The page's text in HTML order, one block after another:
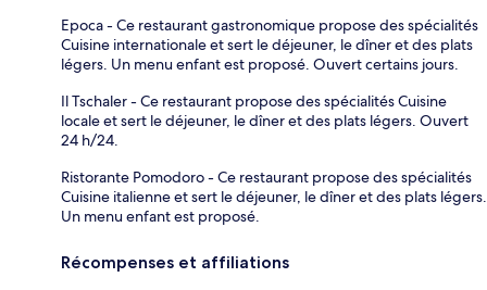
Epoca - Ce restaurant gastronomique propose des spécialités
Cuisine internationale et sert le déjeuner, le dîner et des plats
légers. Un menu enfant est proposé. Ouvert certains jours.
Il Tschaler - Ce restaurant propose des spécialités Cuisine
locale et sert le déjeuner, le dîner et des plats légers. Ouvert
24 h/24.
Ristorante Pomodoro - Ce restaurant propose des spécialités
Cuisine italienne et sert le déjeuner, le dîner et des plats légers.
Un menu enfant est proposé.
Récompenses et affiliations